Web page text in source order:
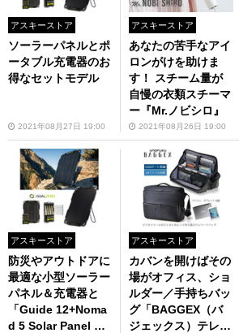
アスキーストア
ソーラーパネルとポ
ータブル充電器のお
得なセットモデル
2021年08月27日 19:00
アスキーストア
あなたの苦手なアイ
ロンがけを助けま
す！ スチーム量が
自慢の衣類スチーマ
ー『Mr.ノビシロ』
2021年08月26日 19:00
アスキーストア
防災やアウトドアに
最適な小型ソーラー
パネル＆充電器と
「Guide 12+Noma
d 5 Solar Panel Ki
アスキーストア
カバンを開けばその
場がオフィス、ショ
ルダー／手持ちバッ
グ「BAGGEX（バ
ジェックス）テレワ